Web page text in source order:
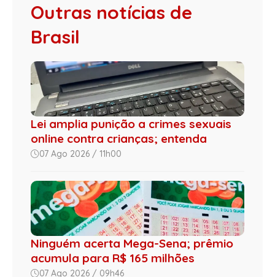
Outras notícias de
Brasil
Lei amplia punição a crimes sexuais
online contra crianças; entenda
07 Ago 2026 / 11h00
Ninguém acerta Mega-Sena; prêmio
acumula para R$ 165 milhões
07 Ago 2026 / 09h46